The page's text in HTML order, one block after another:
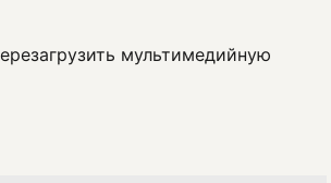
мультимедийную